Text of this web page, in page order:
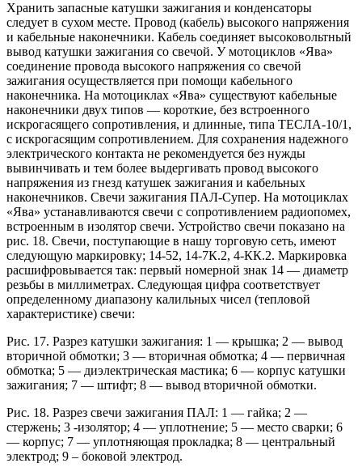
Хранить запасные катушки зажигания и конденсаторы
следует в сухом месте. Провод (кабель) высокого напряжения
и кабельные наконечники. Кабель соединяет высоковольтный
вывод катушки зажигания со свечой. У мотоциклов «Ява»
соединение провода высокого напряжения со свечой
зажигания осуществляется при помощи кабельного
наконечника. На мотоциклах «Ява» существуют кабельные
наконечники двух типов — короткие, без встроенного
искрогасящего сопротивления, и длинные, типа ТЕСЛА-10/1,
с искрогасящим сопротивлением. Для сохранения надежного
электрического контакта не рекомендуется без нужды
вывинчивать и тем более выдергивать провод высокого
напряжения из гнезд катушек зажигания и кабельных
наконечников. Свечи зажигания ПАЛ-Супер. На мотоциклах
«Ява» устанавливаются свечи с сопротивлением радиопомех,
встроенным в изолятор свечи. Устройство свечи показано на
рис. 18. Свечи, поступающие в нашу торговую сеть, имеют
следующую маркировку; 14-52, 14-7К.2, 4-КК.2. Маркировка
расшифровывается так: первый номерной знак 14 — диаметр
резьбы в миллиметрах. Следующая цифра соответствует
определенному диапазону калильных чисел (тепловой
характеристике) свечи:
Рис. 17. Разрез катушки зажигания: 1 — крышка; 2 — вывод
вторичной обмотки; 3 — вторичная обмотка; 4 — первичная
обмотка; 5 — диэлектрическая мастика; 6 — корпус катушки
зажигания; 7 — штифт; 8 — вывод вторичной обмотки.
Рис. 18. Разрез свечи зажигания ПАЛ: 1 — гайка; 2 —
стержень; 3 -изолятор; 4 — уплотнение; 5 — место сварки; 6
— корпус; 7 — уплотняющая прокладка; 8 — центральный
электрод; 9 – боковой электрод.